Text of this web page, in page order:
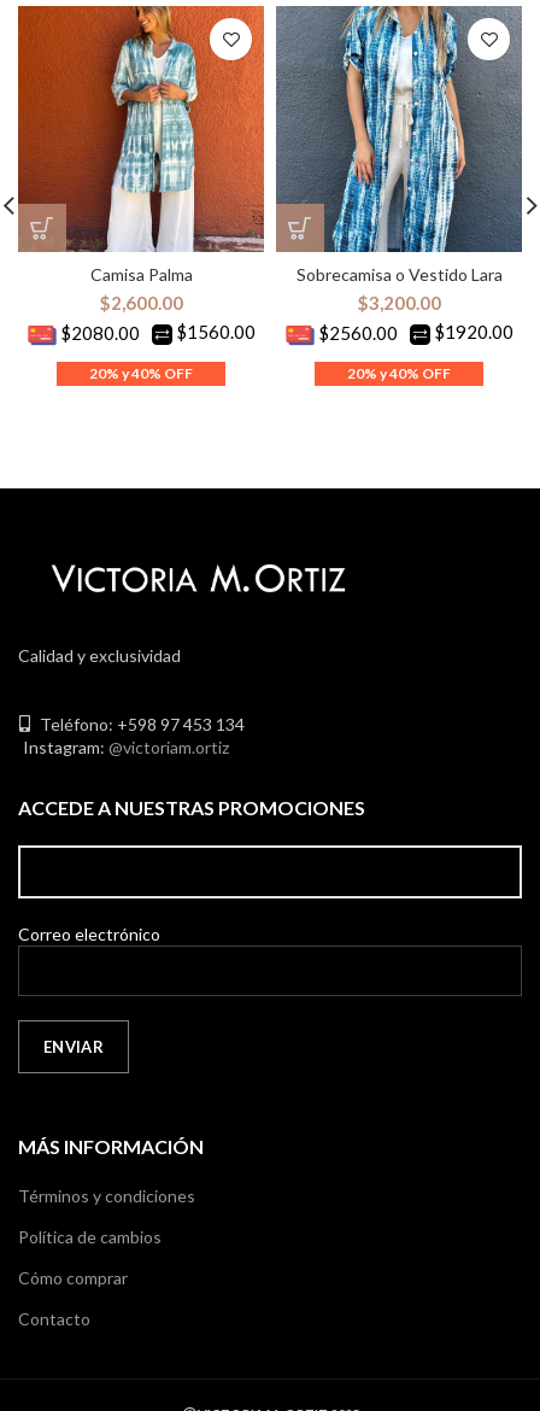
Camisa Palma
$2,600.00
$2080.00
$1560.00
Sobrecamisa o Vestido Lara
$3,200.00
$2560.00
$1920.00
Calidad y exclusividad
Teléfono: +598 97 453 134
Instagram: @victoriam.ortiz
ACCEDE A NUESTRAS PROMOCIONES
Correo electrónico
MÁS INFORMACIÓN
Términos y condiciones
Política de cambios
Cómo comprar
Contacto